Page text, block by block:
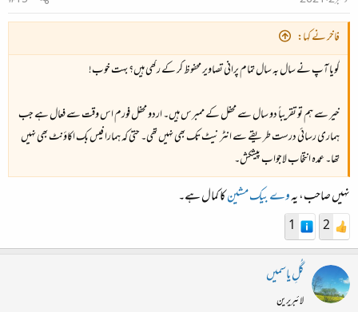
فاخر نے کہا:
گویا آپ نے سال بہ سال تمام پرانی تصاویر محفوظ کر کے رکھی ہیں؟ بہت خوب!
خیر سے ہم تو تقریباً دو سال سے محفل کے ممبرس ہیں۔ اردو محفل فورم اس وقت سے فعال ہے جب
ہماری رسائی درست طریقے سے انٹر نیٹ تک بھی نہیں تھی۔ حتیٰ کہ ہمارا فیس بک اکاؤنٹ بھی نہیں
تھا۔ عمدہ انتخاب لاجواب پیشکش۔
نہیں صاحب، یہوے بیک مشینکا کمال ہے۔
2
1
گُلِ یاسمیں
لائبریرین